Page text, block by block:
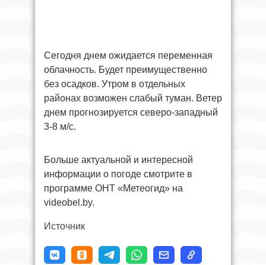
Сегодня днем ожидается переменная
облачность. Будет преимущественно
без осадков. Утром в отдельных
районах возможен слабый туман. Ветер
днем прогнозируется северо-западный
3-8 м/с.
Больше актуальной и интересной
информации о погоде смотрите в
программе ОНТ «Метеогид» на
videobel.by.
Источник